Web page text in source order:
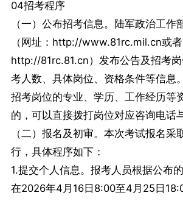
04招考程序
（一）公布招考信息。陆军政治工作
（网址：http://www.81rc.mil.cn或者
http://81rc.81.cn）发布公告及招考
考人数、具体岗位、资格条件等信息
招考岗位的专业、学历、工作经历等
的，可以直接拨打岗位对应咨询电话
（二）报名及初审。本次考试报名采
行，具体程序如下：
1.提交个人信息。报考人员根据公布
在2026年4月16日8:00至4月25日